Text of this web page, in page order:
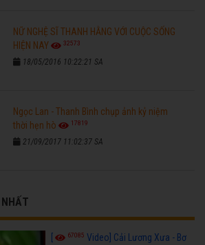
NỮ NGHỆ SĨ THANH HẰNG VỚI CUỘC SỐNG
HIỆN NAY
32573
18/05/2016 10:22:21 SA
Ngọc Lan - Thanh Bình chụp ảnh kỷ niệm
thời hẹn hò
17819
21/09/2017 11:02:37 SA
NHẤT
[ 67085 Video] Cải Lương Xưa - Bơ